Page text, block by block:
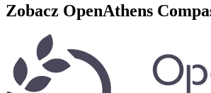
Zobacz OpenAthens